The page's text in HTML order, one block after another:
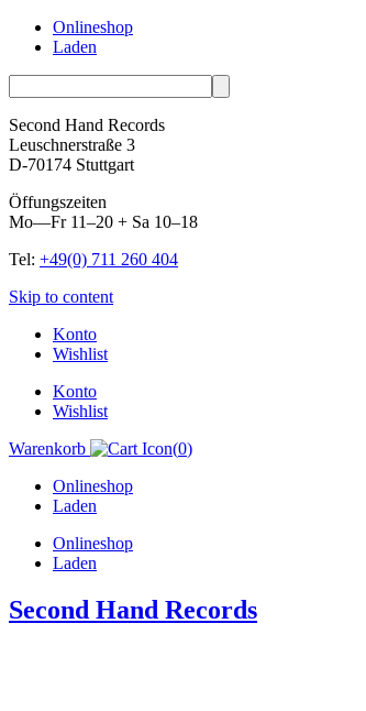
Onlineshop
Laden
Second Hand Records
Leuschnerstraße 3
D-70174 Stuttgart
Öffungszeiten
Mo—Fr 11–20 + Sa 10–18
Tel: +49(0) 711 260 404
Skip to content
Konto
Wishlist
Konto
Wishlist
Warenkorb
(0)
Onlineshop
Laden
Onlineshop
Laden
Second Hand Records